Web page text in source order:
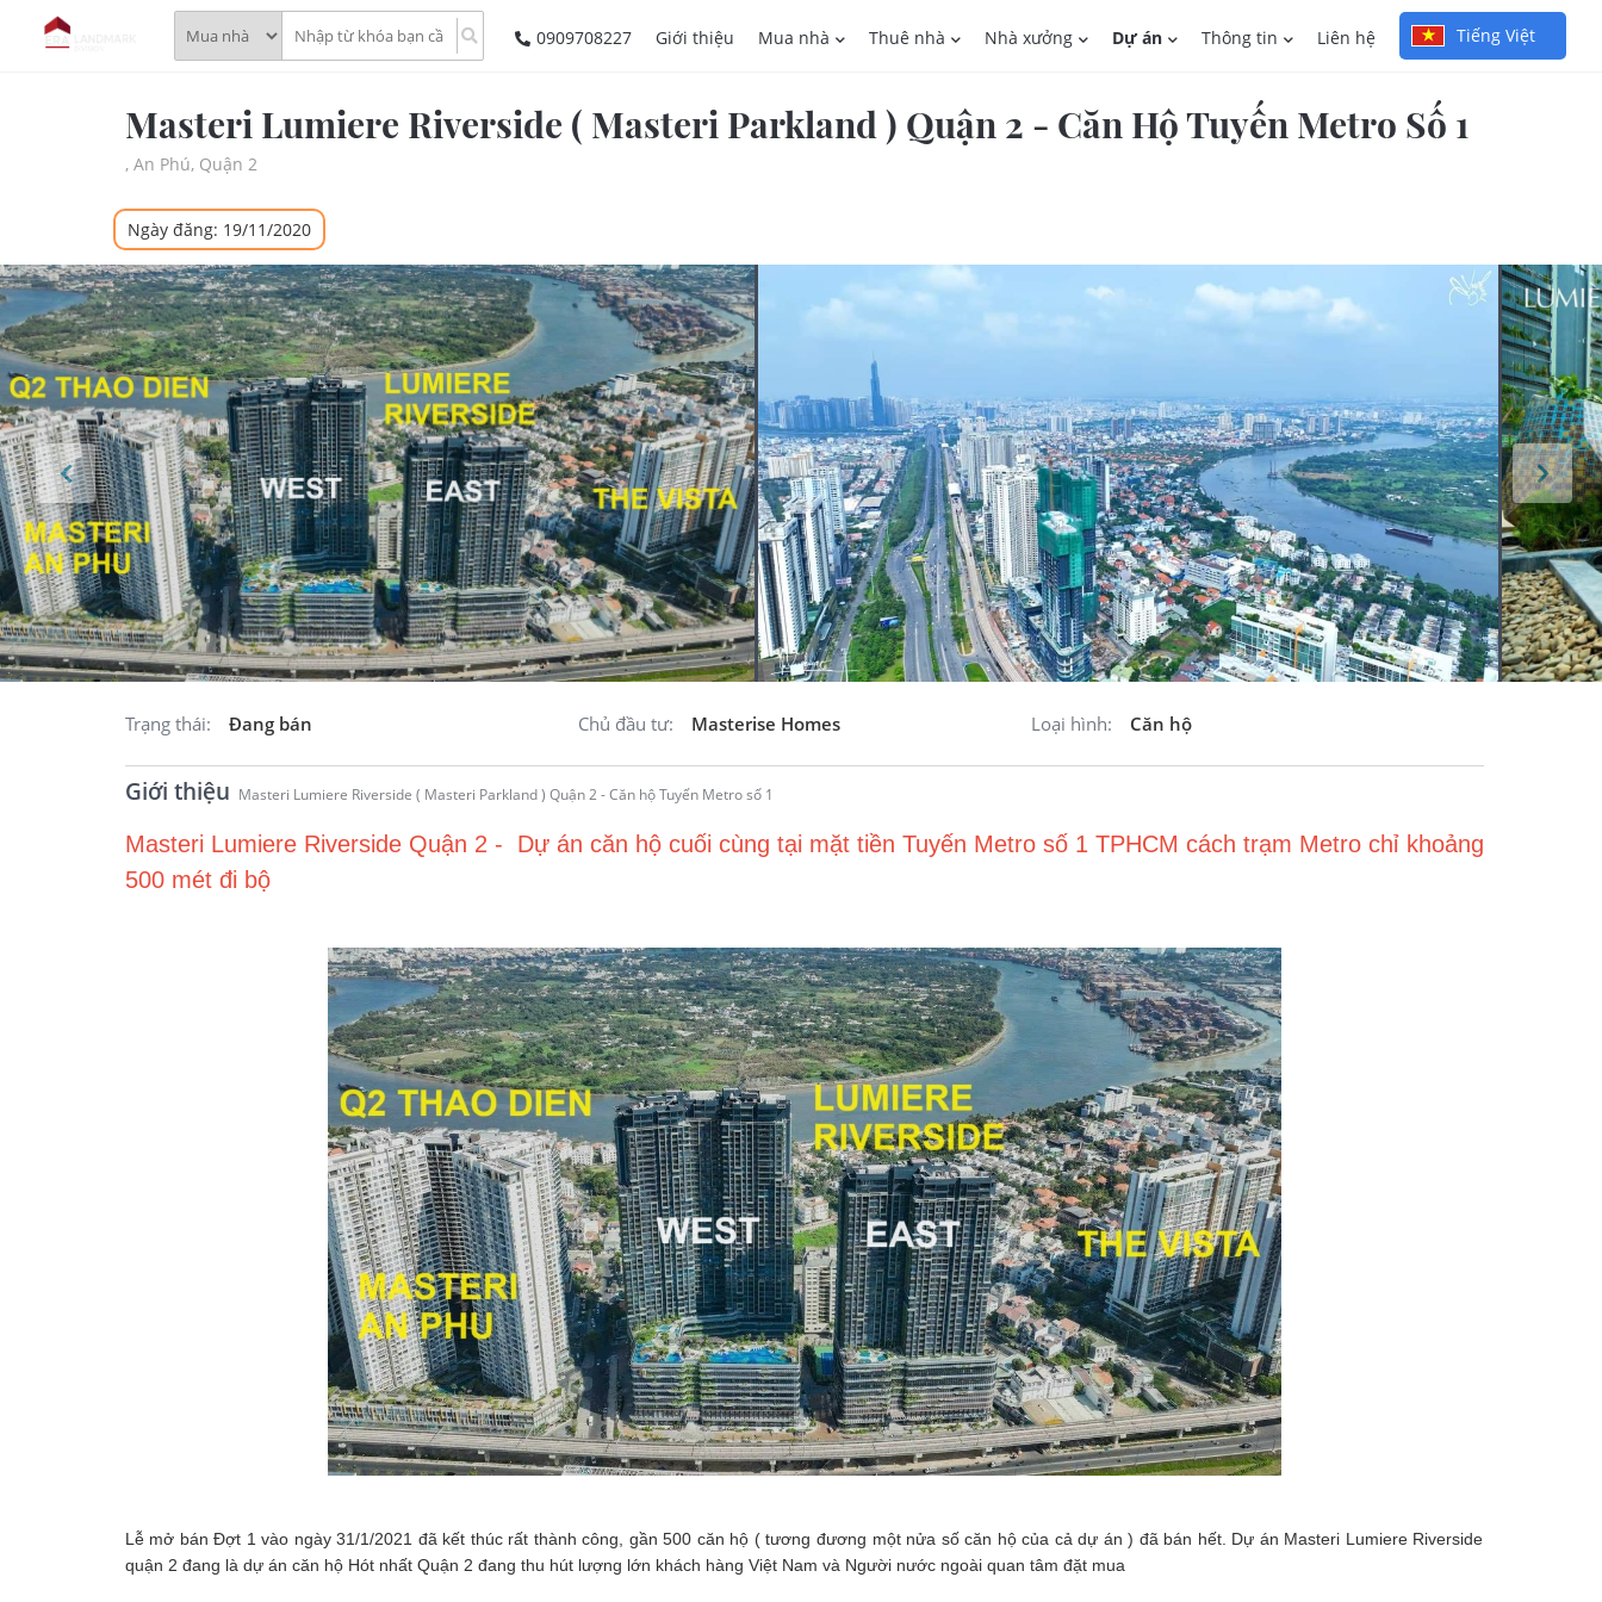
0909708227 Giới thiệu Mua nhà Thuê nhà Nhà xưởng Dự án Thông tin Liên hệ Tiếng Việt
Masteri Lumiere Riverside ( Masteri Parkland ) Quận 2 - Căn Hộ Tuyến Metro Số 1
, An Phú, Quận 2
Ngày đăng: 19/11/2020
Trạng thái: Đang bán Chủ đầu tư: Masterise Homes Loại hình: Căn hộ
Giới thiệu
Masteri Lumiere Riverside Quận 2 - Dự án căn hộ cuối cùng tại mặt tiền Tuyến Metro số 1 TPHCM cách trạm Metro chỉ khoảng
500 mét đi bộ
Lễ mở bán Đợt 1 vào ngày 31/1/2021 đã kết thúc rất thành công, gần 500 căn hộ ( tương đương một nửa số căn hộ của cả dự án ) đã bán hết. Dự án Masteri Lumiere Riverside
quận 2 đang là dự án căn hộ Hót nhất Quận 2 đang thu hút lượng lớn khách hàng Việt Nam và Người nước ngoài quan tâm đặt mua